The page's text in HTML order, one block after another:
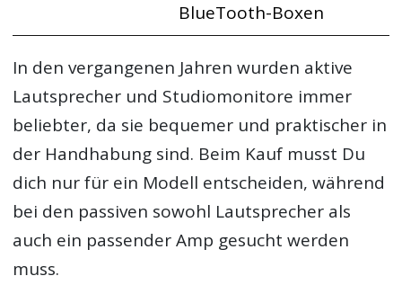
BlueTooth-Boxen
In den vergangenen Jahren wurden aktive
Lautsprecher und Studiomonitore immer
beliebter, da sie bequemer und praktischer in
der Handhabung sind. Beim Kauf musst Du
dich nur für ein Modell entscheiden, während
bei den passiven sowohl Lautsprecher als
auch ein passender Amp gesucht werden
muss.